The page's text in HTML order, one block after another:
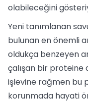
olabileceğini
Yeni tanımlanan
bulunan en önemli
oldukça benzeyen
çalışan bir proteine
işlevine rağmen bu
korunmada hayati